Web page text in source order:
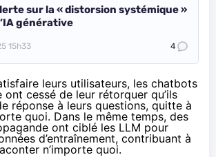
sur la « distorsion systémique »
générative
15h33 4
leurs utilisateurs, les chatbots
ont cessé de leur rétorquer qu’ils
réponse à leurs questions, quitte à
quoi. Dans le même temps, des
ont ciblé les LLM pour
d’entraînement, contribuant à
n’importe quoi.